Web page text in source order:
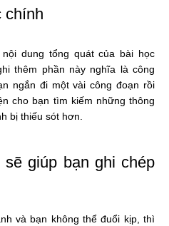
chính
dung tổng quát của bài học
thêm phần này nghĩa là công
ngắn đi một vài công đoạn rồi
cho bạn tìm kiếm những thông
bị thiếu sót hơn.
giúp bạn ghi chép
và bạn không thể đuổi kịp, thì